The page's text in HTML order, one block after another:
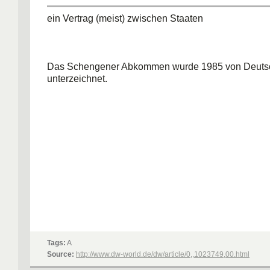
ein Vertrag (meist) zwischen Staaten
Das Schengener Abkommen wurde 1985 von
unterzeichnet.
Tags: A
Source: http://www.dw-world.de/dw/article/0,,1023749,00.html